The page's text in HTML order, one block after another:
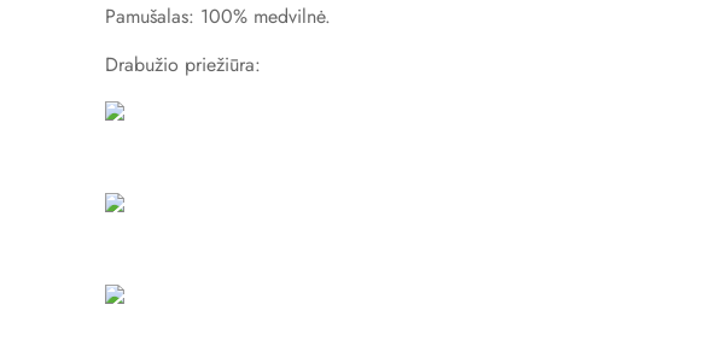
Pamušalas: 100% medvilnė.
Drabužio priežiūra: